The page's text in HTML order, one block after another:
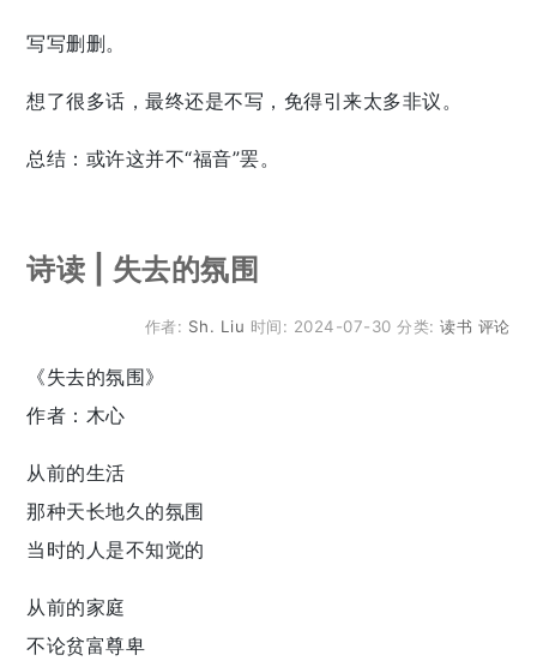
写写删删。
想了很多话，最终还是不写，免得引来太多非议。
总结：或许这并不“福音”罢。
诗读 | 失去的氛围
作者: Sh. Liu 时间: 2024-07-30 分类:读书 评论
《失去的氛围》
作者：木心
从前的生活
那种天长地久的氛围
当时的人是不知觉的
从前的家庭
不论贫富尊卑